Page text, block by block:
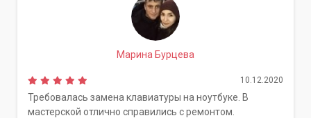
Марина Бурцева
10.12.2020
Требовалась замена клавиатуры на ноутбуке. В
мастерской отлично справились с ремонтом.